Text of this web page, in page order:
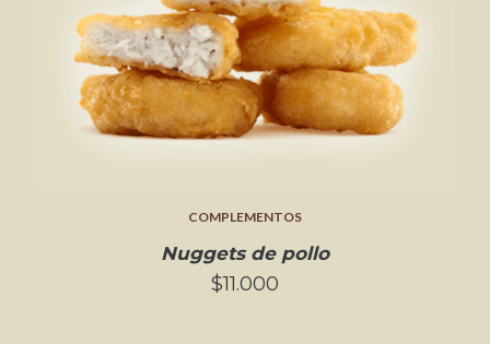
COMPLEMENTOS
Nuggets de pollo
$11.000